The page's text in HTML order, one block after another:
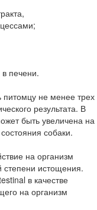
печени.
питомцу не менее трех
результата. В
быть увеличена на
собаки.
на организм
степени истощения.
в качестве
на организм